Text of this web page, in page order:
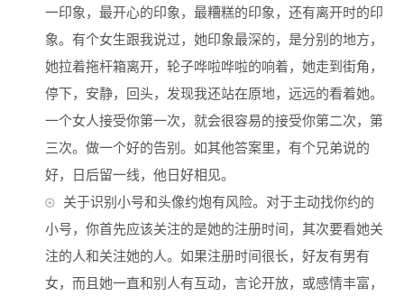
一印象，最开心的印象，最糟糕的印象，还有离开时的印
象。有个女生跟我说过，她印象最深的，是分别的地方，
她拉着拖杆箱离开，轮子哗啦哗啦的响着，她走到街角，
停下，安静，回头，发现我还站在原地，远远的看着她。
一个女人接受你第一次，就会很容易的接受你第二次，第
三次。做一个好的告别。如其他答案里，有个兄弟说的
好，日后留一线，他日好相见。
关于识别小号和头像约炮有风险。对于主动找你约的
小号，你首先应该关注的是她的注册时间，其次要看她关
注的人和关注她的人。如果注册时间很长，好友有男有
女，而且她一直和别人有互动，言论开放，或感情丰富，